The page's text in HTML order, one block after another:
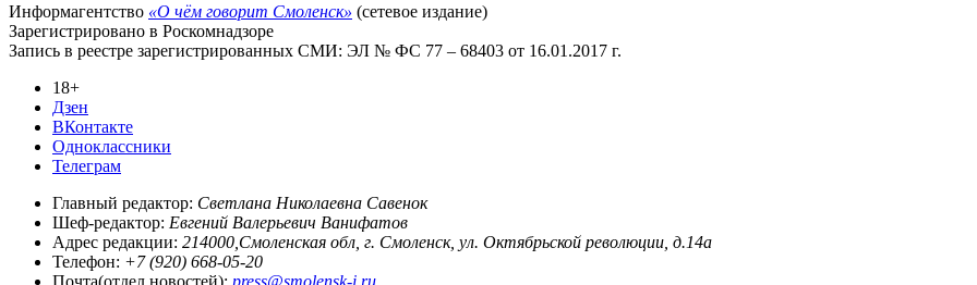
Информагентство «О чём говорит Смоленск» (сетевое издание)
Зарегистрировано в Роскомнадзоре
Запись в реестре зарегистрированных СМИ: ЭЛ № ФС 77 – 68403 от 16.01.2017 г.
18+
Дзен
ВКонтакте
Одноклассники
Телеграм
Главный редактор: Светлана Николаевна Савенок
Шеф-редактор: Евгений Валерьевич Ванифатов
Адрес редакции: 214000,Смоленская обл, г. Смоленск, ул. Октябрьской революции, д.14а
Телефон: +7 (920) 668-05-20
Почта(отдел новостей): press@smolensk-i.ru